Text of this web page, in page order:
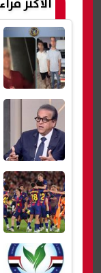
الأكثر